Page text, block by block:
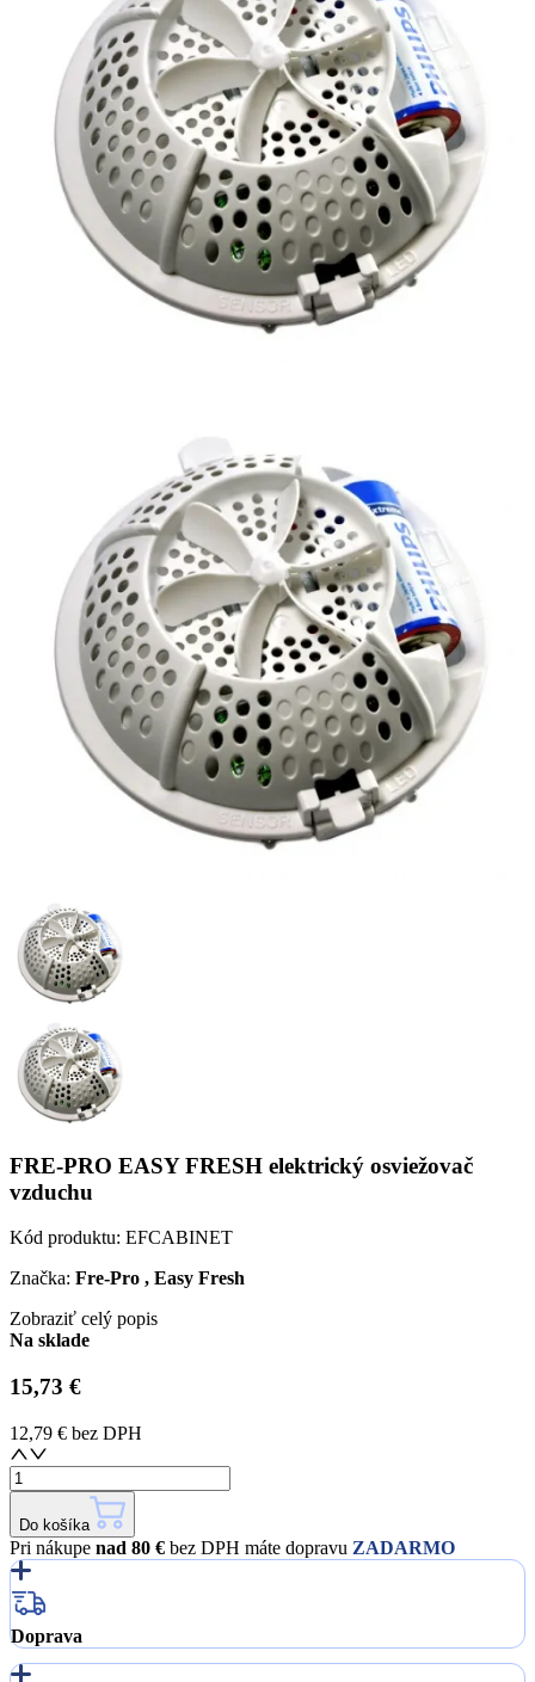
FRE-PRO EASY FRESH elektrický osviežovač
vzduchu
Kód produktu: EFCABINET
Značka: Fre-Pro , Easy Fresh
Zobraziť celý popis
Na sklade
15,73 €
12,79 € bez DPH
Do košíka
Pri nákupe nad 80 € bez DPH máte dopravu ZADARMO
Doprava